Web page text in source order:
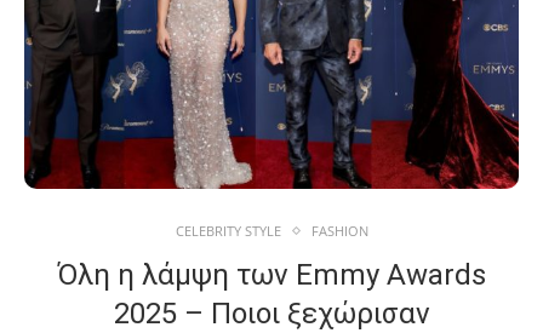
CELEBRITY STYLE FASHION
Όλη η λάμψη των Emmy Awards
2025 – Ποιοι ξεχώρισαν